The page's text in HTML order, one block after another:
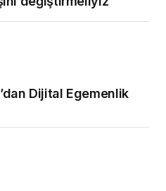
Dijital Egemenlik